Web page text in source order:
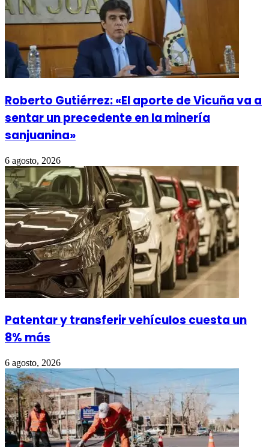
Roberto Gutiérrez: «El aporte de Vicuña va a
sentar un precedente en la minería
sanjuanina»
6 agosto, 2026
Patentar y transferir vehículos cuesta un
8% más
6 agosto, 2026